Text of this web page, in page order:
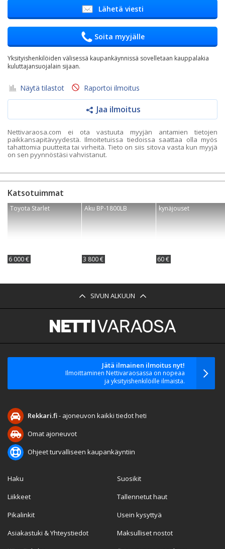
Lähetä viesti
Soita myyjälle
Yksityishenkilöiden välisessä kaupankäynnissä sovelletaan kauppalakia
kuluttajansuojalain sijaan.
Näytä tilastot Raportoi ilmoitus
Jaa ilmoitus
Nettivaraosa.com ei ota vastuuta myyjän antamien tietojen
paikkansapitävyydestä. Ilmoitetuissa tiedoissa saattaa olla myös
tahattomia puutteita tai virheitä. Tieto on siis sitova vasta kun myyjä
on sen pyynnöstäsi vahvistanut.
Katsotuimmat
Toyota Starlet
6 000 €
Aku BP-1800LB
3 800 €
kynäjouset
60 €
SIVUN ALKUUN
Jätä ilmainen ilmoitus nyt!
Ilmoittaminen Nettivaraosassa on nopeaa
ja yksityishenkilöille ilmaista.
Rekkari.fi- ajoneuvon kaikki tiedot heti
Omat ajoneuvot
Ohjeet turvalliseen kaupankäyntiin
Haku
Liikkeet
Pikalinkit
Asiakastuki & Yhteystiedot
Suosikit
Tallennetut haut
Usein kysyttyä
Maksulliset nostot